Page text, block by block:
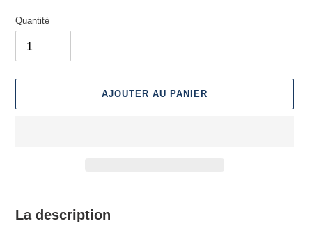
Quantité
AJOUTER AU PANIER
produit
La description